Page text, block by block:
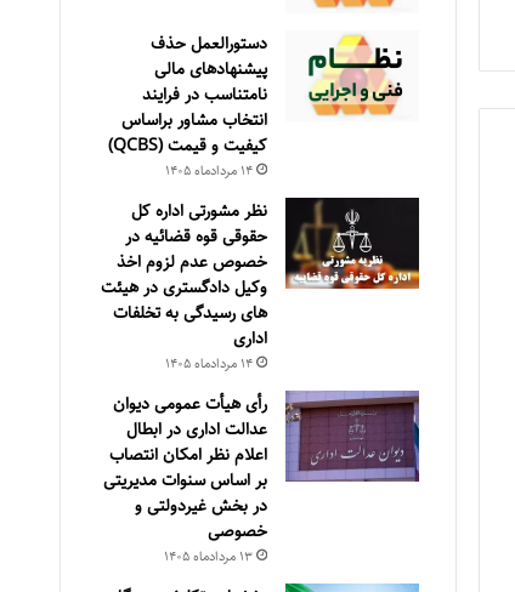
دستورالعمل حذف
پيشنهادهای مالی
نامتناسب در فرايند
انتخاب مشاور براساس
كيفيت و قيمت (QCBS)
۱۴ مرداد‌ماه ۱۴۰۵
نظر مشورتی اداره کل
حقوقی قوه قضائیه در
خصوص عدم لزوم اخذ
وکیل دادگستری در هیئت
های رسیدگی به تخلفات
اداری
۱۴ مرداد‌ماه ۱۴۰۵
رأی هیأت عمومی دیوان
عدالت اداری در ابطال
اعلام نظر امکان انتصاب
بر اساس سنوات مدیریتی
در بخش غیردولتی و
خصوصی
۱۳ مرداد‌ماه ۱۴۰۵